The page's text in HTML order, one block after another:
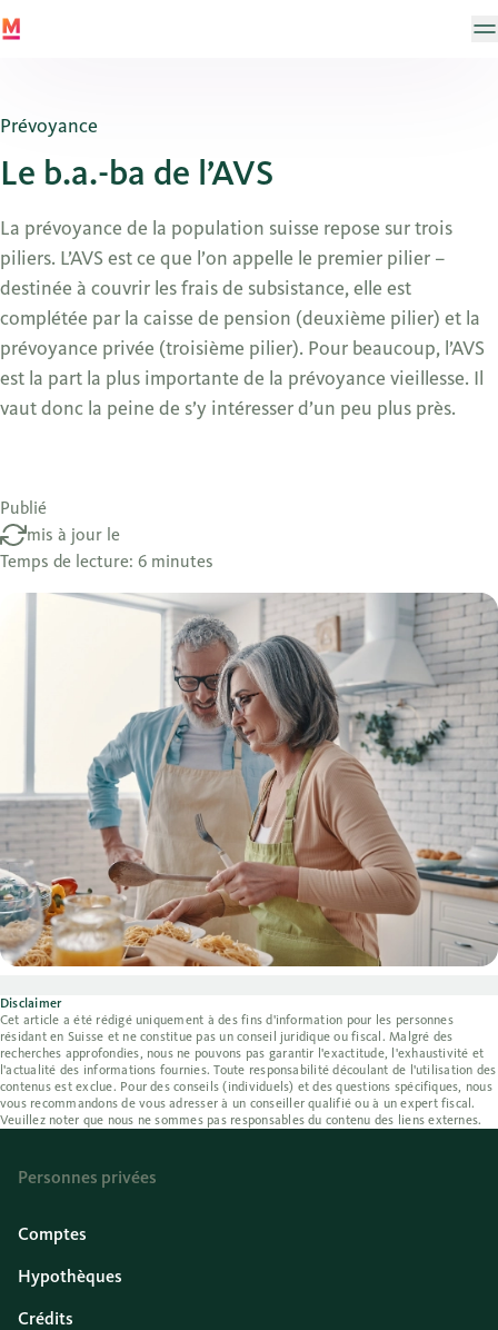
Prévoyance
Le b.a.-ba de l’AVS
La prévoyance de la population suisse repose sur trois
piliers. L’AVS est ce que l’on appelle le premier pilier –
destinée à couvrir les frais de subsistance, elle est
complétée par la caisse de pension (deuxième pilier) et la
prévoyance privée (troisième pilier). Pour beaucoup, l’AVS
est la part la plus importante de la prévoyance vieillesse. Il
vaut donc la peine de s’y intéresser d’un peu plus près.
Publié
mis à jour le
Temps de lecture: 6 minutes
Disclaimer
Cet article a été rédigé uniquement à des fins d'information pour les personnes
résidant en Suisse et ne constitue pas un conseil juridique ou fiscal. Malgré des
recherches approfondies, nous ne pouvons pas garantir l'exactitude, l'exhaustivité et
l'actualité des informations fournies. Toute responsabilité découlant de l'utilisation des
contenus est exclue. Pour des conseils (individuels) et des questions spécifiques, nous
vous recommandons de vous adresser à un conseiller qualifié ou à un expert fiscal.
Veuillez noter que nous ne sommes pas responsables du contenu des liens externes.
Personnes privées
Comptes
Hypothèques
Crédits